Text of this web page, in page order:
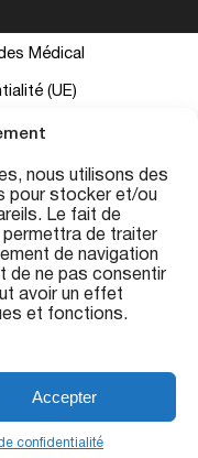
nous utilisons des
pour stocker et/ou
Le fait de
de traiter
de navigation
de ne pas consentir
avoir un effet
et fonctions.
Accepter
confidentialité
Médical
(UE)
une visée informative et
personnalisée.
(art. R.4127-19), les
varier. Consultation
Esthétique Trémoille
Paris.
Message